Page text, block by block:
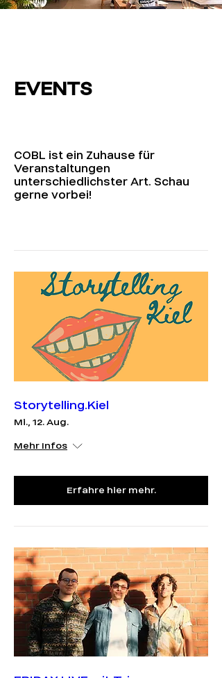
EVENTS
COBL ist ein Zuhause für
Veranstaltungen
unterschiedlichster Art. Schau
gerne vorbei!
Storytelling.Kiel
Mi., 12. Aug.
Mehr Infos
Erfahre hier mehr.